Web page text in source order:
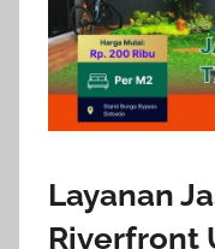
Layanan
Riverfront